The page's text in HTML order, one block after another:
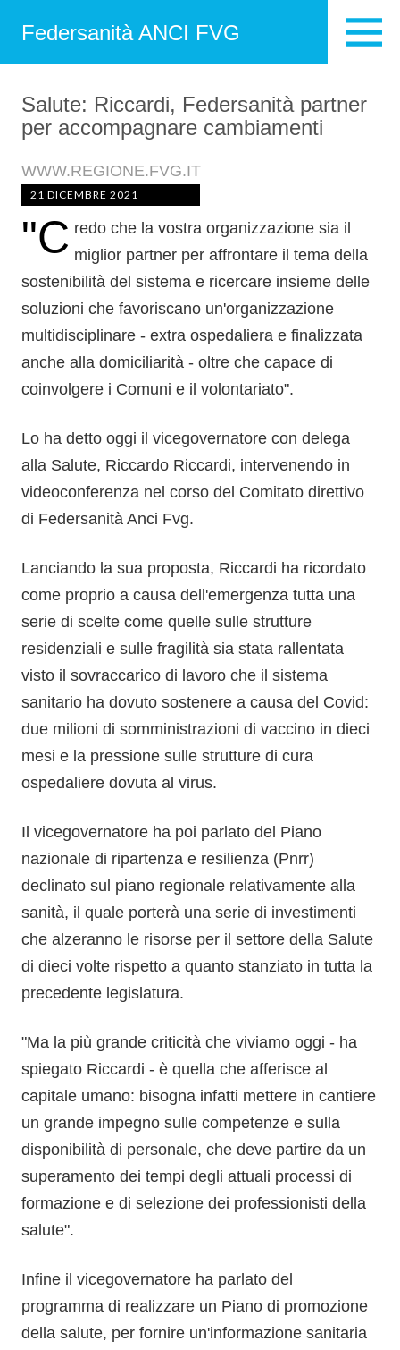
Federsanità ANCI FVG
Salute: Riccardi, Federsanità partner
per accompagnare cambiamenti
WWW.REGIONE.FVG.IT
21 DICEMBRE 2021
"C redo che la vostra organizzazione sia il
miglior partner per affrontare il tema della
sostenibilità del sistema e ricercare insieme delle
soluzioni che favoriscano un'organizzazione
multidisciplinare - extra ospedaliera e finalizzata
anche alla domiciliarità - oltre che capace di
coinvolgere i Comuni e il volontariato".
Lo ha detto oggi il vicegovernatore con delega
alla Salute, Riccardo Riccardi, intervenendo in
videoconferenza nel corso del Comitato direttivo
di Federsanità Anci Fvg.
Lanciando la sua proposta, Riccardi ha ricordato
come proprio a causa dell'emergenza tutta una
serie di scelte come quelle sulle strutture
residenziali e sulle fragilità sia stata rallentata
visto il sovraccarico di lavoro che il sistema
sanitario ha dovuto sostenere a causa del Covid:
due milioni di somministrazioni di vaccino in dieci
mesi e la pressione sulle strutture di cura
ospedaliere dovuta al virus.
Il vicegovernatore ha poi parlato del Piano
nazionale di ripartenza e resilienza (Pnrr)
declinato sul piano regionale relativamente alla
sanità, il quale porterà una serie di investimenti
che alzeranno le risorse per il settore della Salute
di dieci volte rispetto a quanto stanziato in tutta la
precedente legislatura.
"Ma la più grande criticità che viviamo oggi - ha
spiegato Riccardi - è quella che afferisce al
capitale umano: bisogna infatti mettere in cantiere
un grande impegno sulle competenze e sulla
disponibilità di personale, che deve partire da un
superamento dei tempi degli attuali processi di
formazione e di selezione dei professionisti della
salute".
Infine il vicegovernatore ha parlato del
programma di realizzare un Piano di promozione
della salute, per fornire un'informazione sanitaria